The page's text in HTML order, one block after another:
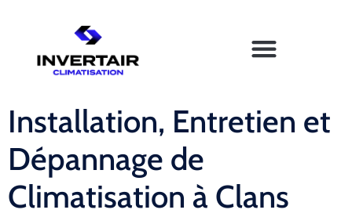
Installation, Entretien et
Dépannage de
Climatisation à Clans